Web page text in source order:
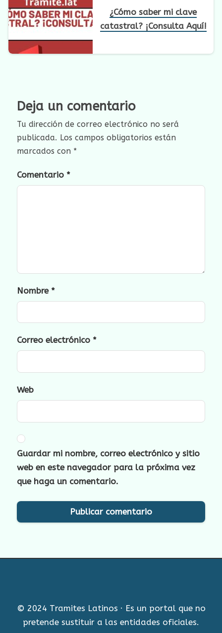
¿Cómo saber mi clave
catastral? ¡Consulta Aquí!
Deja un comentario
Tu dirección de correo electrónico no será
publicada. Los campos obligatorios están
marcados con *
Comentario *
Nombre *
Correo electrónico *
Web
Guardar mi nombre, correo electrónico y sitio
web en este navegador para la próxima vez
que haga un comentario.
© 2024 Tramites Latinos · Es un portal que no
pretende sustituir a las entidades oficiales.